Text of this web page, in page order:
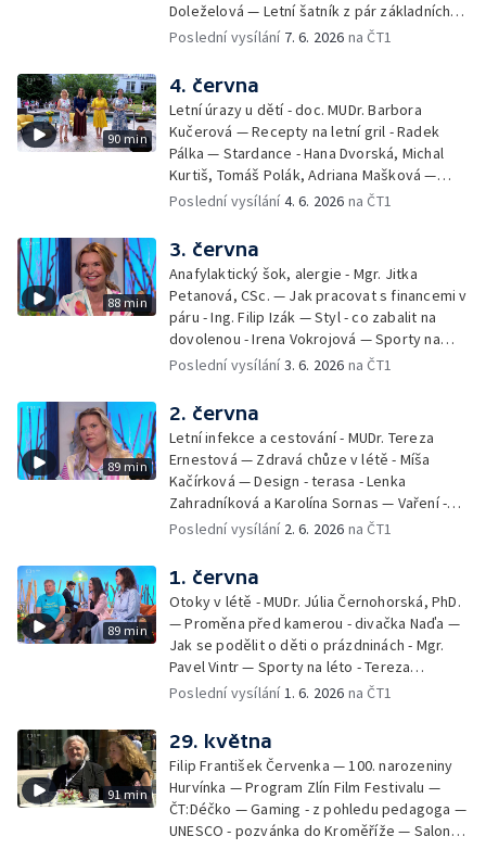
Doleželová — Letní šatník z pár základních
kousků – Luděk Šmehlík, stylista —
slavnosti – Jiří Krhut, hudebník — Vaření:
letní párty s přáteli – Pavla Pavelková —
Festival v ulicích – Petra Hradilová — Muzejní
noc
Poslední vysílání 7. 6. 2026 na ČT1
90 min
4. června
Letní úrazy u dětí - doc. MUDr. Barbora
Kučerová — Recepty na letní gril - Radek
Pálka — Stardance - Hana Dvorská, Michal
Kurtiš, Tomáš Polák, Adriana Mašková —
Debbie — Dětský čin roku — Zooterapie -
Jírová — Patrik Eliáš — Sladké recepty na
léto - Míša Sedláčková
Poslední vysílání4. 6. 2026 na ČT1
88 min
3. června
Anafylaktický šok, alergie - Mgr. Jitka
Petanová, CSc. — Jak pracovat s financemi v
páru - Ing. Filip Izák — Styl - co zabalit na
dovolenou - Irena Vokrojová — Sporty na
léto - paddleboard — Alžběta Jungrová —
Heřmánková, Zdeněk Žák, Josef Vrána
Poslední vysílání3. 6. 2026 na ČT1
89 min
2. června
Letní infekce a cestování - MUDr. Tereza
Ernestová — Zdravá chůze v létě - Míša
Kačírková — Design - terasa - Lenka
Zahradníková a Karolína Sornas — Vaření -
jahody - Simona Machurová — Letní sporty -
— Batohy do školy i na prázdniny - Mirka
Belhová — Pramen - Ivan Ostrochovský
Poslední vysílání 2. 6. 2026 na ČT1
89 min
1. června
Otoky v létě - MUDr. Júlia Černohorská, PhD.
— Proměna před kamerou - divačka Naďa —
Jak se podělit o děti o prázdninách - Mgr.
Pavel Vintr — Sporty na léto - Tereza
Michalová — Černé ovce — Změny v
v Českém ráji - Tomáš Jeřábek, Magdalena
Borová, Eva Váchová
Poslední vysílání1. 6. 2026 na ČT1
91 min
29. května
Filip František Červenka — 100. narozeniny
Hurvínka — Program Zlín Film Festivalu —
ČT:Déčko — Gaming - z pohledu pedagoga —
UNESCO - pozvánka do Kroměříže — Salon